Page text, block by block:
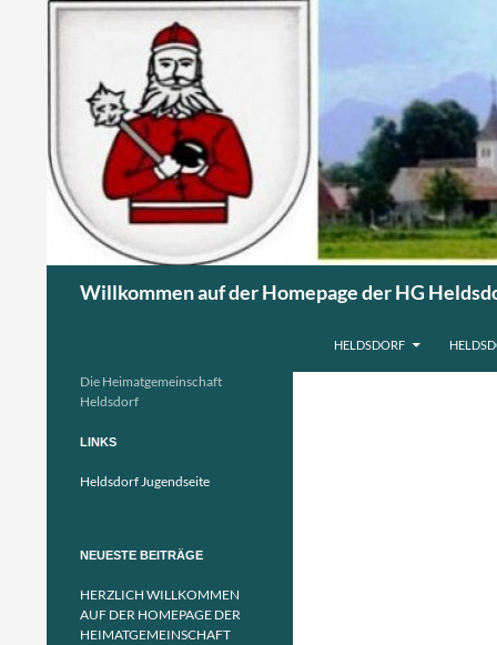
Willkommen auf der Homepage der HG
HELDSDORF
Die Heimatgemeinschaft
Heldsdorf
LINKS
Heldsdorf Jugendseite
NEUESTE BEITRÄGE
HERZLICH WILLKOMMEN
AUF DER HOMEPAGE DER
HEIMATGEMEINSCHAFT